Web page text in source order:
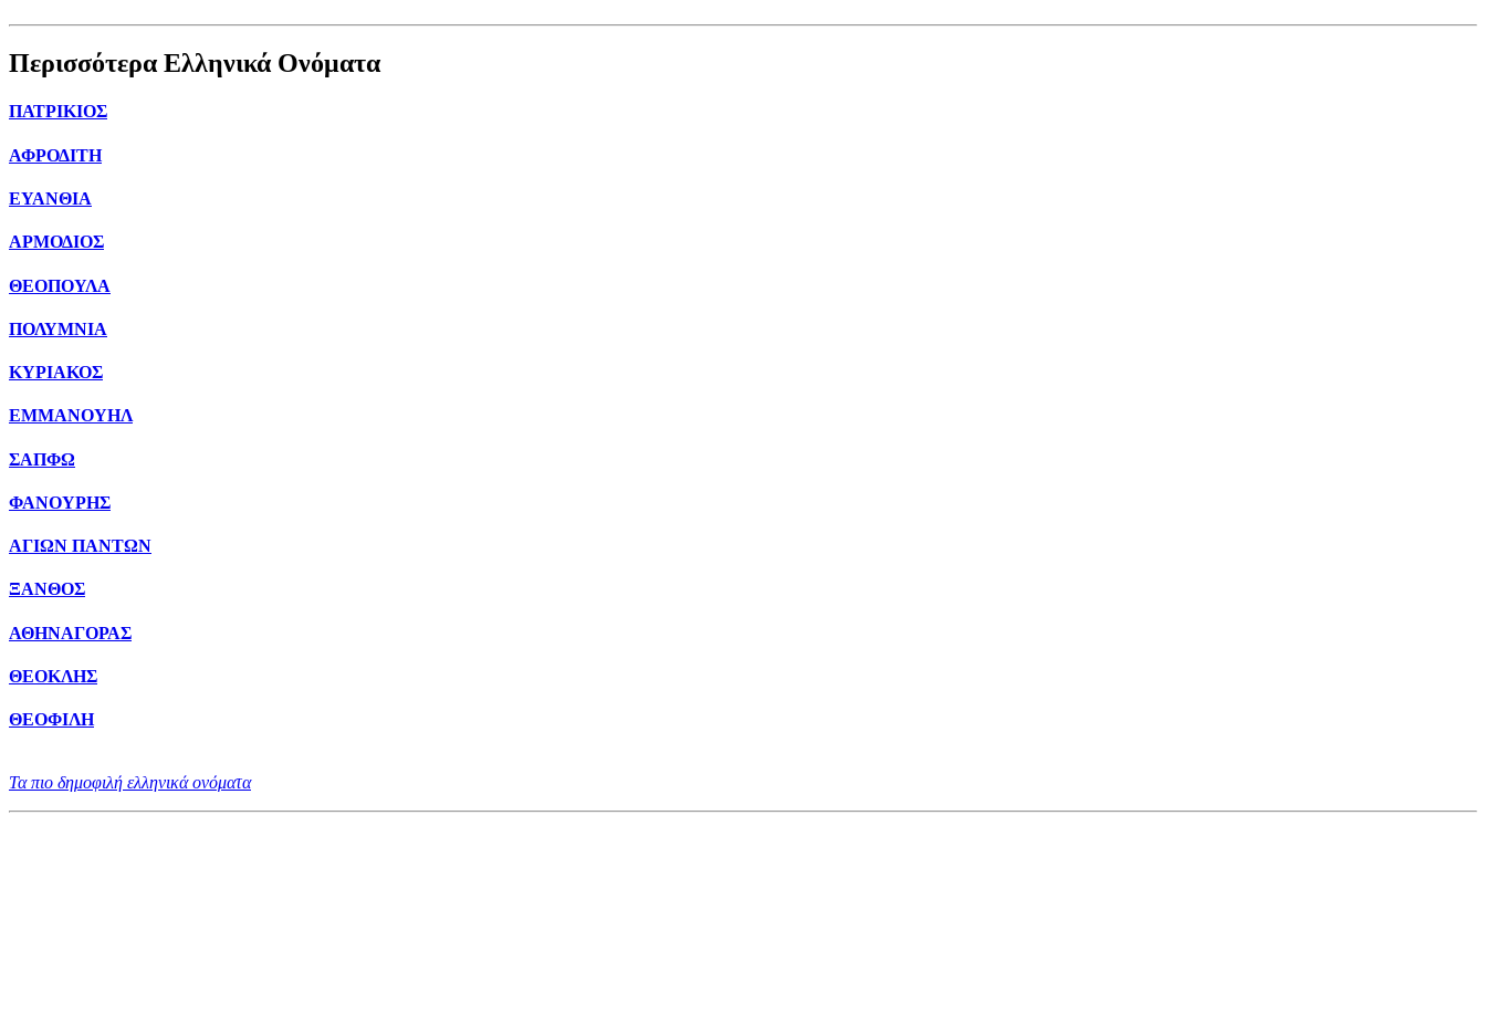
Περισσότερα Ελληνικά Ονόματα
ΠΑΤΡΙΚΙΟΣ
ΑΦΡΟΔΙΤΗ
ΕΥΑΝΘΙΑ
ΑΡΜΟΔΙΟΣ
ΘΕΟΠΟΥΛΑ
ΠΟΛΥΜΝΙΑ
ΚΥΡΙΑΚΟΣ
ΕΜΜΑΝΟΥΗΛ
ΣΑΠΦΩ
ΦΑΝΟΥΡΗΣ
ΑΓΙΩΝ ΠΑΝΤΩΝ
ΞΑΝΘΟΣ
ΑΘΗΝΑΓΟΡΑΣ
ΘΕΟΚΛΗΣ
ΘΕΟΦΙΛΗ
Τα πιο δημοφιλή ελληνικά ονόματα